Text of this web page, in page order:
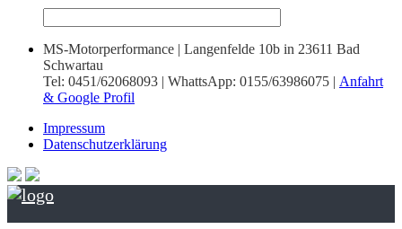
MS-Motorperformance | Langenfelde 10b in 23611 Bad
Schwartau
Tel: 0451/62068093 | WhattsApp: 0155/63986075 | Anfahrt
& Google Profil
Impressum
Datenschutzerklärung